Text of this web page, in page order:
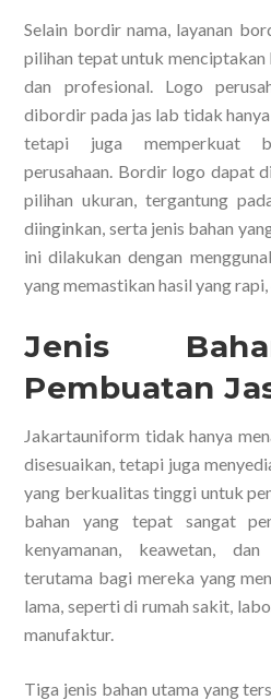
Selain bordir nama, layanan
pilihan tepat untuk
dan profesional. Logo
dibordir pada jas lab tidak
tetapi juga memperkuat
perusahaan. Bordir logo dapat
pilihan ukuran, tergantung
diinginkan, serta jenis bahan
ini dilakukan dengan
yang memastikan hasil yang
Jenis
Pembuatan
Jakartauniform tidak hanya
disesuaikan, tetapi juga
yang berkualitas tinggi untuk
bahan yang tepat sangat
kenyamanan, keawetan,
terutama bagi mereka yang
lama, seperti di rumah sakit,
manufaktur.
Tiga jenis bahan utama yang